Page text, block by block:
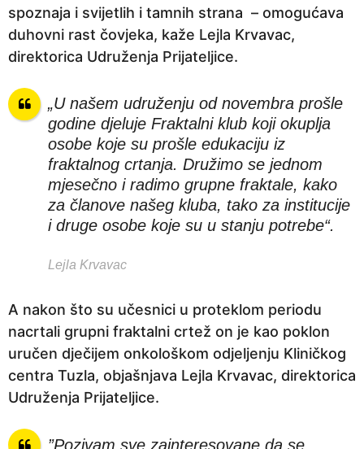
spoznaja i svijetlih i tamnih strana – omogućava
duhovni rast čovjeka, kaže Lejla Krvavac,
direktorica Udruženja Prijateljice.
„U našem udruženju od novembra prošle
godine djeluje Fraktalni klub koji okuplja
osobe koje su prošle edukaciju iz
fraktalnog crtanja. Družimo se jednom
mjesečno i radimo grupne fraktale, kako
za članove našeg kluba, tako za institucije
i druge osobe koje su u stanju potrebe“.
Lejla Krvavac
A nakon što su učesnici u proteklom periodu
nacrtali grupni fraktalni crtež on je kao poklon
uručen dječijem onkološkom odjeljenju Kliničkog
centra Tuzla, objašnjava Lejla Krvavac, direktorica
Udruženja Prijateljice.
”Pozivam sve zainteresovane da se